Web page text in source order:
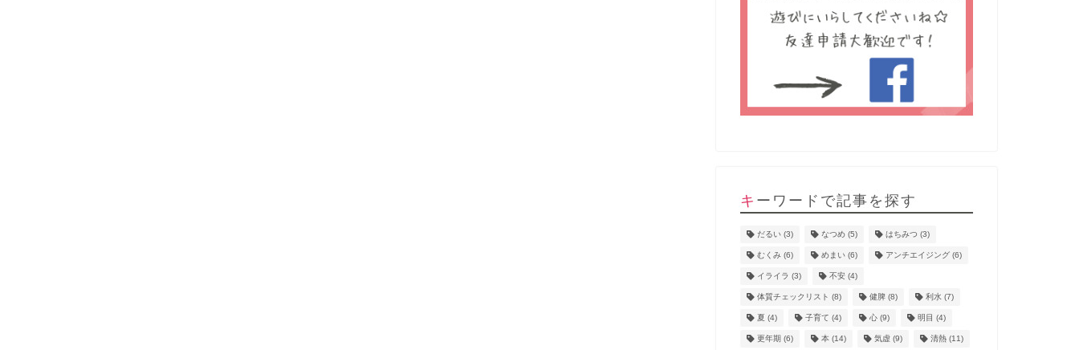
キーワードで記事を探す
だるい(3) なつめ(5) はちみつ (3)
むくみ(6) めまい(6) アンチエイジング(6)
イライラ (3) 不安(4)
体質チェックリスト (8) 健脾(8) 利水 (7)
夏 (4) 子育て (4) 心(9) 明目 (4)
更年期 (6) 本(14) 気虚(9) 清熱(11)